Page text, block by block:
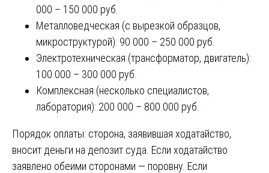
000 – 150 000 руб.
Металловедческая (с вырезкой образцов,
микроструктурой): 90 000 – 250 000 руб.
Электротехническая (трансформатор, двигатель):
100 000 – 300 000 руб.
Комплексная (несколько специалистов,
лаборатория): 200 000 – 800 000 руб.
Порядок оплаты: сторона, заявившая ходатайство,
вносит деньги на депозит суда. Если ходатайство
заявлено обеими сторонами — поровну. Если